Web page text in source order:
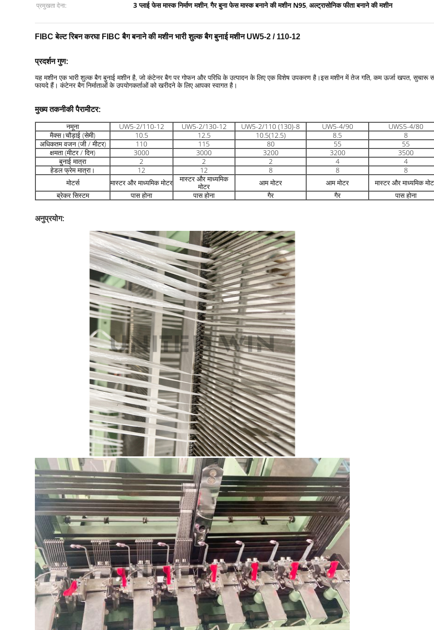
प्रमुखता देना:
3 प्लाई फेस मास्क निर्माण मशीन,गैर बुना फेस मास्क बनाने की मशीन N95, अल्ट्रासोनिक फीता बनाने की मशीन
FIBC बेल्ट रिबन करघा FIBC बैग बनाने की मशीन भारी शुल्क बैग बुनाई मशीन UW5-2 / 110-12
प्रदर्शन गुण:
यह मशीन एक भारी शुल्क बैग बुनाई मशीन है, जो कंटेनर बैग पर गोफन और परिधि के उत्पादन के लिए एक विशेष उपकरण है।इस मशीन में तेज गति, कम ऊर्जा खपत,
फायदे हैं। कंटेनर बैग निर्माताओं के उपयोगकर्ताओं को खरीदने के लिए आपका स्वागत है।
मुख्य तकनीकी पैरामीटर:
नमूना UW5-2/110-12 UW5-2/130-12 UW5-2/110 (130)-8 UW5-4/90
UWS5-4/80
मैक्स।चौड़ाई (सेमी)
10.5 12.5 10.5(12.5) 8.5
8
अधिकतम वजन (जी / मीटर)
110 115 80 55
55
क्षमता (मीटर / दिन)
3000 3000 3200 3200
3500
बुनाई मात्रा
2 2 2 4
4
हेडल फ्रेम मात्रा।
12 12 8 8
8
मोटर्स
मास्टर और माध्यमिक मोटर
मास्टर और माध्यमिक
मोटर
आम मोटर आम मोटर
मास्टर और माध्यमिक
ब्रेकर सिस्टम
पास होना पास होना गैर गैर पास होना
अनुप्रयोग: